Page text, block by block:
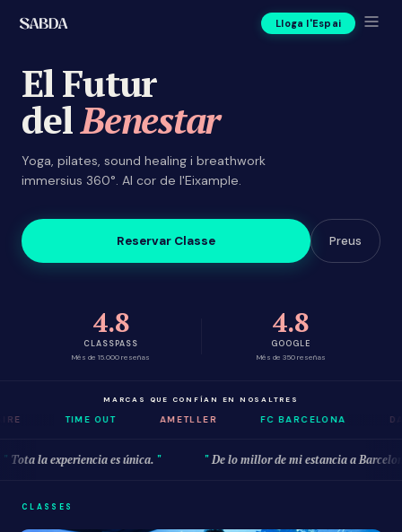
Lloga l'Espai
El Futur
delBenestar
Yoga, pilates, sound healing i breathwork
immersius 360°. Al cor de l'Eixample.
Reservar Classe Preus
4.8
CLASSPASS
Més de 15.000 reseñas
4.8
GOOGLE
Més de 350 reseñas
MARCAS QUE CONFÍAN EN NOSALTRES
TIME OUT AMETLLER FC BARCELONA
Tota la experiencia es única. De lo millor de mi estancia a
CLASSES